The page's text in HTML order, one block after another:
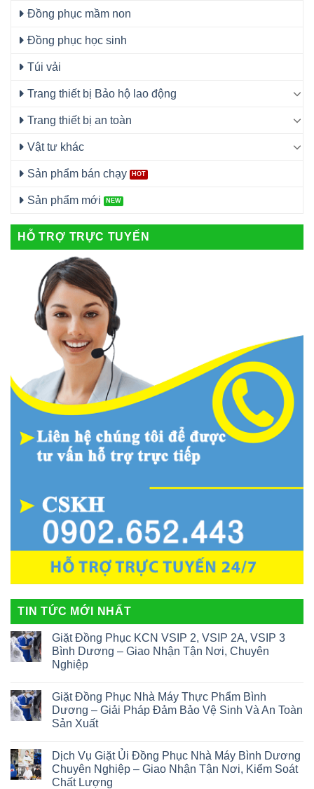
Đồng phục mầm non
Đồng phục học sinh
Túi vải
Trang thiết bị Bảo hộ lao động
Trang thiết bị an toàn
Vật tư khác
Sản phẩm bán chạy
Sản phẩm mới
HỖ TRỢ TRỰC TUYẾN
TIN TỨC MỚI NHẤT
Giặt Đồng Phục KCN VSIP 2, VSIP 2A, VSIP 3
Bình Dương – Giao Nhận Tận Nơi, Chuyên
Nghiệp
Giặt Đồng Phục Nhà Máy Thực Phẩm Bình
Dương – Giải Pháp Đảm Bảo Vệ Sinh Và An Toàn
Sản Xuất
Dịch Vụ Giặt Ủi Đồng Phục Nhà Máy Bình Dương
Chuyên Nghiệp – Giao Nhận Tận Nơi, Kiểm Soát
Chất Lượng